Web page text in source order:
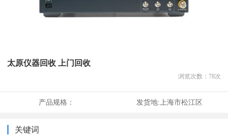
太原仪器回收 上门回收
浏览次数： 78次
产品规格： 发货地:上海市松江区
关键词